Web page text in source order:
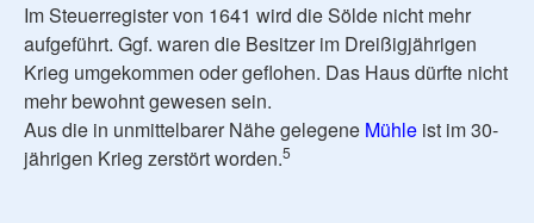
Im Steuerregister von 1641 wird die Sölde nicht mehr
aufgeführt. Ggf. waren die Besitzer im Dreißigjährigen
Krieg umgekommen oder geflohen. Das Haus dürfte nicht
mehr bewohnt gewesen sein.
Aus die in unmittelbarer Nähe gelegene Mühle ist im 30-
jährigen Krieg zerstört worden.5